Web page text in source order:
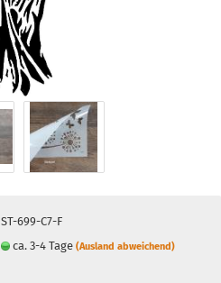
ST-699-C7-F
ca. 3-4 Tage(Ausland abweichend)